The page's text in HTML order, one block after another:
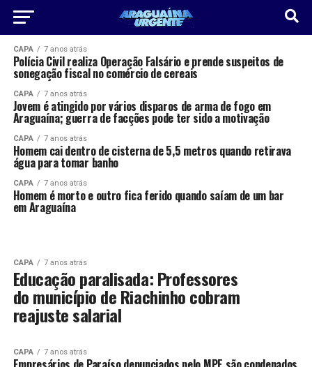
CAPA 7 anos atrás
Polícia Civil realiza Operação Falsário e prende suspeitos de
sonegação fiscal no comércio de cereais
CAPA 7 anos atrás
Jovem é atingido por vários disparos de arma de fogo em
Araguaína; guerra de facções pode ter sido a motivação
CAPA 7 anos atrás
Homem cai dentro de cisterna de 5,5 metros quando retirava
água para tomar banho
CAPA 7 anos atrás
Homem é morto e outro fica ferido quando saíam de um bar
em Araguaína
CAPA 7 anos atrás
Educação paralisada: Professores
do município de Riachinho cobram
reajuste salarial
CAPA 7 anos atrás